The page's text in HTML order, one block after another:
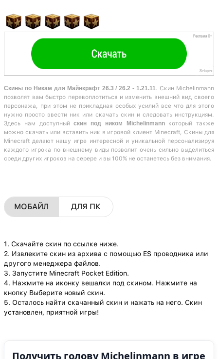
Скины по Никам для Майнкрафт 26.3 / 26.2 - 1.21.11 . Скин Michelinmann
позволят вам быстро перевоплотиться и изменить внешний вид своего
персонажа, при этом не прикладная особых усилий все что для этого
нужно просто ввести ник или скачать скин и следовать инструкциям.
Здесь нам доступныйскин под ником Michelinmann который также
можно скачать или вставить ник в игровой клиент Minecraft, Скины для
Minecraft делают нашу игре интересной и уникальной персонализируя
каждого игрока по внешнему виды позволит очень сильно выделиться
среди других игроков на серере и вы 100% не останетесь без внимания.
МОБАЙЛ ДЛЯ ПК
1. Скачайте скин по ссылке ниже.
2. Извлеките скин из архива с помощью ES проводника или
другого менеджера файлов.
3. Запустите Minecraft Pocket Edition.
4. Нажмите на иконку вешалки под скином. Нажмите на
кнопку Выберите новый скин.
5. Осталось найти скачанный скин и нажать на него. Скин
установлен, приятной игры!
Получить голову Michelinmann в игре